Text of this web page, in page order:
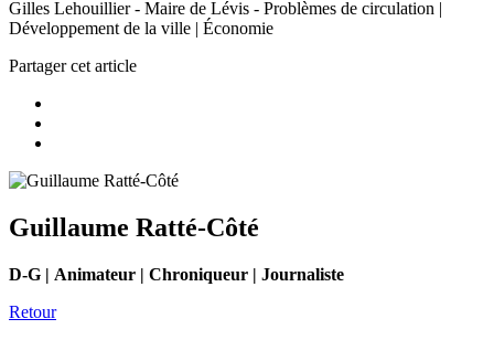
Gilles Lehouillier - Maire de Lévis - Problèmes de circulation |
Développement de la ville | Économie
Partager cet article
Guillaume Ratté-Côté
D-G | Animateur | Chroniqueur | Journaliste
Retour